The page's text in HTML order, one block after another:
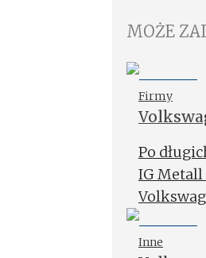
MOŻE
Firmy
Po
IG Metall
trwałego
Inne